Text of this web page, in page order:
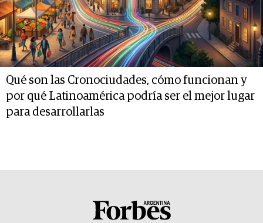
Qué son las Cronociudades, cómo funcionan y
por qué Latinoamérica podría ser el mejor lugar
para desarrollarlas